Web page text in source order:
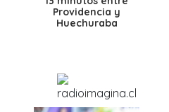
Providencia y
Huechuraba